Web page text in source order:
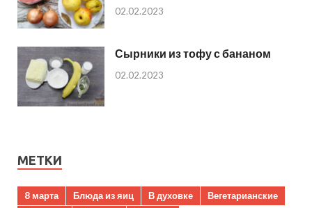
02.02.2023
Сырники из тофу с бананом
02.02.2023
МЕТКИ
8 марта Блюда из яиц В духовке
Вегетарианские